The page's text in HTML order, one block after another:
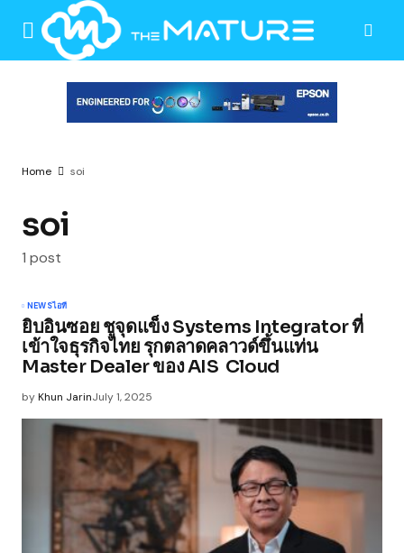
Home soi
soi
1 post
NEWSไอที
ยิบอินซอย ชูจุดแข็ง Systems Integrator ที่
เข้าใจธุรกิจไทย รุกตลาดคลาวด์ขึ้นแท่น
Master Dealer ของ AIS Cloud
byKhun JarinJuly 1, 2025